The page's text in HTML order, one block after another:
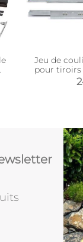
Jeu de
pour
avec